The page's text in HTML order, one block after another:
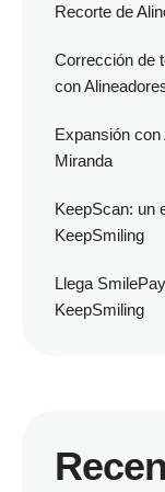
Recorte de
Corrección de
con
Expansión
Miranda
KeepScan: un
KeepSmiling
Llega
KeepSmiling